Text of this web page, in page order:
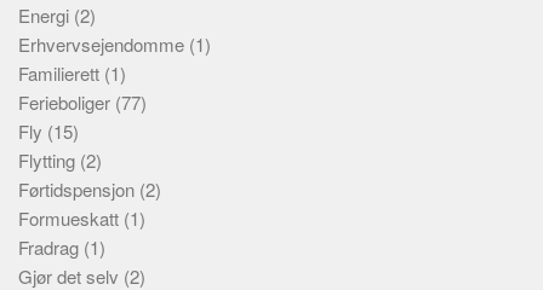
Energi (2)
Erhvervsejendomme (1)
Familierett (1)
Ferieboliger (77)
Fly (15)
Flytting (2)
Førtidspensjon (2)
Formueskatt (1)
Fradrag (1)
Gjør det selv (2)